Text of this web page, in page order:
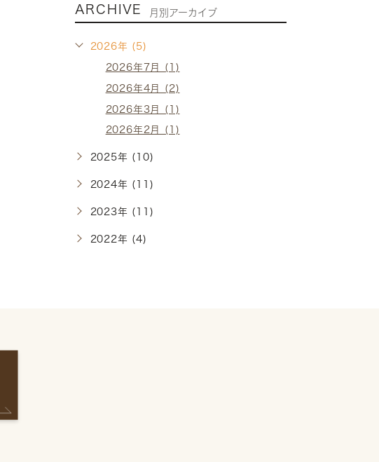
ARCHIVE 月別アーカイブ
2026年 (5)
2026年7月 (1)
2026年4月 (2)
2026年3月 (1)
2026年2月 (1)
2025年 (10)
2024年 (11)
2023年 (11)
2022年 (4)